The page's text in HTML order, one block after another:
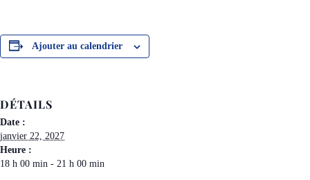
Ajouter au calendrier
DÉTAILS
Date :
janvier 22, 2027
Heure :
18 h 00 min - 21 h 00 min